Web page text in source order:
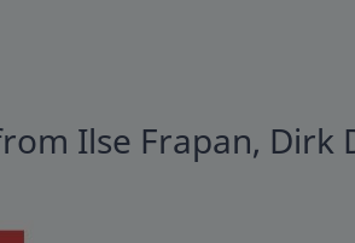
Ilse Frapan, Dirk